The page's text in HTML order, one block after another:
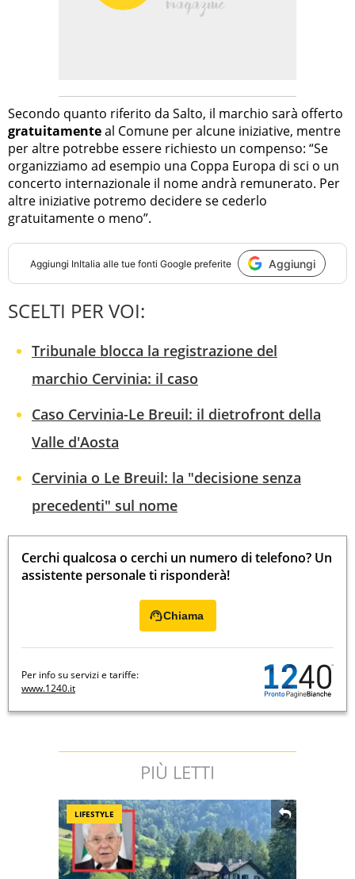
Secondo quanto riferito da Salto, il marchio sarà offerto
gratuitamenteal Comune per alcune iniziative, mentre
per altre potrebbe essere richiesto un compenso: “Se
organizziamo ad esempio una Coppa Europa di sci o un
concerto internazionale il nome andrà remunerato. Per
altre iniziative potremo decidere se cederlo
gratuitamente o meno”.
Aggiungi InItalia alle tue fonti Google preferite Aggiungi
SCELTI PER VOI:
Tribunale blocca la registrazione del
marchio Cervinia: il caso
Caso Cervinia-Le Breuil: il dietrofront della
Valle d'Aosta
Cervinia o Le Breuil: la "decisione senza
precedenti" sul nome
Cerchi qualcosa o cerchi un numero di telefono? Un
assistente personale ti risponderà!
Chiama
Per info su servizi e tariffe:
www.1240.it
PIÙ LETTI
LIFESTYLE